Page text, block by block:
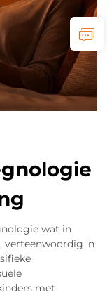
wat in
verteenwoordig 'n
met